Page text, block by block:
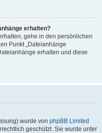
erhalten?
gehe in den persönlichen
Punkt „Dateianhänge
erhalten und diese
wurde von phpBB Limited
geschützt. Sie wurde unter